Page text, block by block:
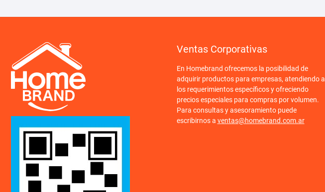
Ventas Corporativas
En Homebrand ofrecemos la posibilidad de
adquirir productos para empresas, atendiendo a
los requerimientos específicos y ofreciendo
precios especiales para compras por volumen.
Para consultas y asesoramiento puede
escribirnos a ventas@homebrand.com.ar